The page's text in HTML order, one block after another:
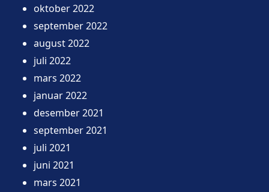
oktober 2022
september 2022
august 2022
juli 2022
mars 2022
januar 2022
desember 2021
september 2021
juli 2021
juni 2021
mars 2021